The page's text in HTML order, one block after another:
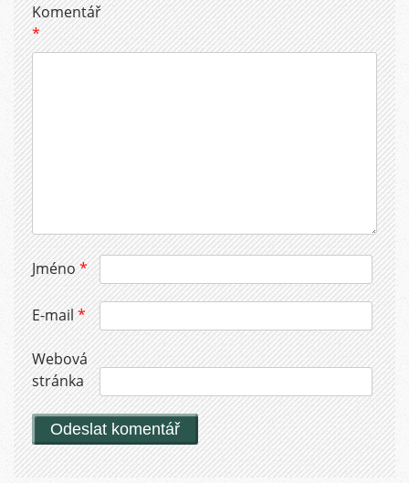
Komentář
*
Jméno*
E-mail*
Webová
stránka